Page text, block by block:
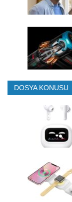
DOSYA KONUSU